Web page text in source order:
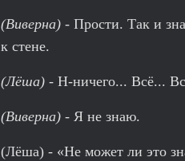
(Виверна) - Прости. Так и
к стене.
(Лёша) - Н-ничего... Всё...
(Виверна) - Я не знаю.
(Лёша) - «Не может ли это